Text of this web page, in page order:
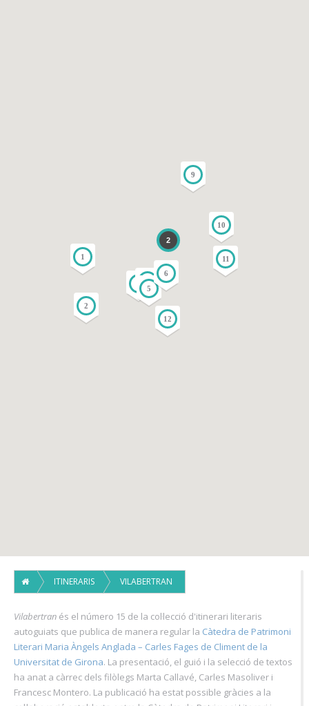
1
2
3
4
5
6
9
10
11
12
2
ITINERARIS VILABERTRAN
Vilabertran és el número 15 de la col·lecció d'itinerari literaris
autoguiats que publica de manera regular la Càtedra de Patrimoni
Literari Maria Àngels Anglada – Carles Fages de Climent de la
Universitat de Girona. La presentació, el guió i la selecció de textos
ha anat a càrrec dels filòlegs Marta Callavé, Carles Masoliver i
Francesc Montero. La publicació ha estat possible gràcies a la